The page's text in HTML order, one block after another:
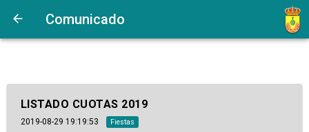
Comunicado
LISTADO CUOTAS 2019
2019-08-29 19:19:53 Fiestas